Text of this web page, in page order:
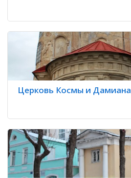
Церковь Космы и Дамиана